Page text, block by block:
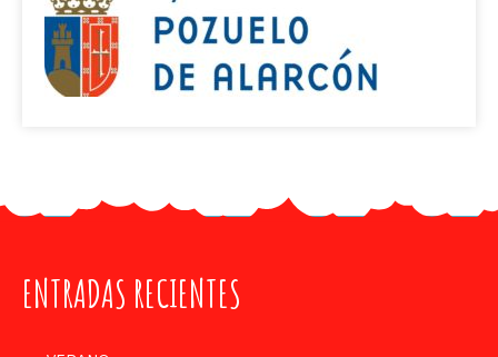
ENTRADAS RECIENTES